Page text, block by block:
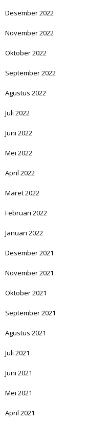
Desember 2022
November 2022
Oktober 2022
September 2022
Agustus 2022
Juli 2022
Juni 2022
Mei 2022
April 2022
Maret 2022
Februari 2022
Januari 2022
Desember 2021
November 2021
Oktober 2021
September 2021
Agustus 2021
Juli 2021
Juni 2021
Mei 2021
April 2021